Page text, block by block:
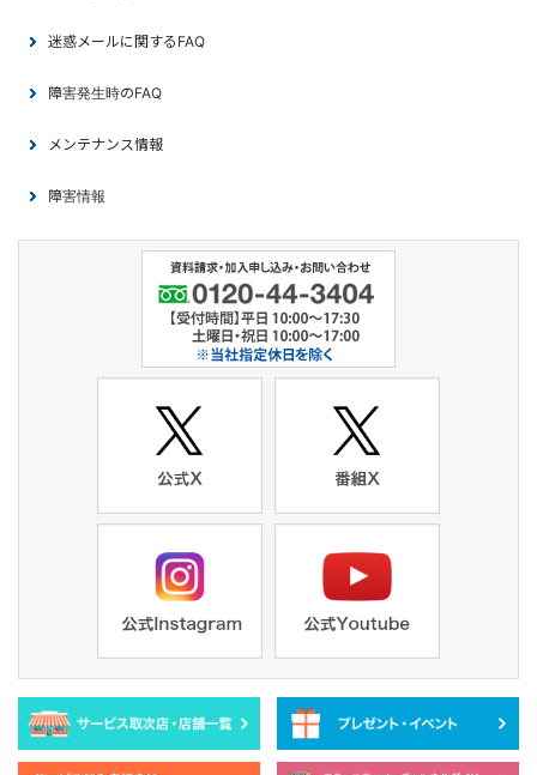
迷惑メールに関するFAQ
障害発生時のFAQ
メンテナンス情報
障害情報